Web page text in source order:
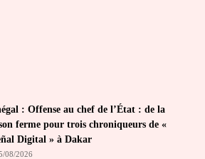
: Offense au chef de l’État : de la
ferme pour trois chroniqueurs de «
Digital » à Dakar
08/2026